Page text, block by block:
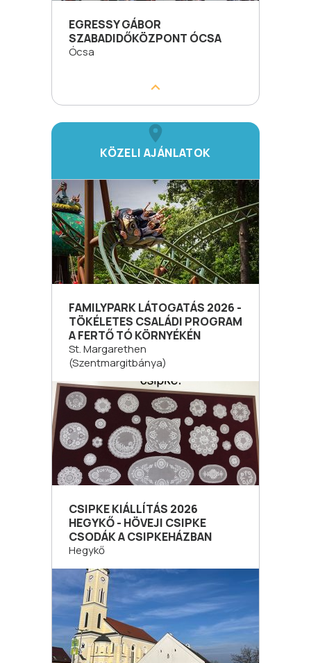
EGRESSY GÁBOR
SZABADIDŐKÖZPONT ÓCSA
Ócsa
KÖZELI AJÁNLATOK
FAMILYPARK LÁTOGATÁS 2026 -
TÖKÉLETES CSALÁDI PROGRAM
A FERTŐ TÓ KÖRNYÉKÉN
St. Margarethen
(Szentmargitbánya)
CSIPKE KIÁLLÍTÁS 2026
HEGYKŐ - HÖVEJI CSIPKE
CSODÁK A CSIPKEHÁZBAN
Hegykő